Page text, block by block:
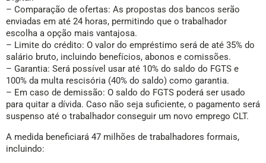
– Comparação de ofertas: As propostas dos bancos serão
enviadas em até 24 horas, permitindo que o trabalhador
escolha a opção mais vantajosa.
– Limite do crédito: O valor do empréstimo será de até 35% do
salário bruto, incluindo benefícios, abonos e comissões.
– Garantia: Será possível usar até 10% do saldo do FGTS e
100% da multa rescisória (40% do saldo) como garantia.
– Em caso de demissão: O saldo do FGTS poderá ser usado
para quitar a dívida. Caso não seja suficiente, o pagamento será
suspenso até o trabalhador conseguir um novo emprego CLT.
A medida beneficiará 47 milhões de trabalhadores formais,
incluindo: